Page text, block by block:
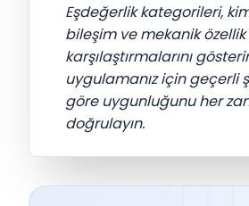
Eşdeğerlik kategorileri,
bileşim ve mekanik özellik
karşılaştırmalarını
uygulamanız için geçerli
göre uygunluğunu her
doğrulayın.